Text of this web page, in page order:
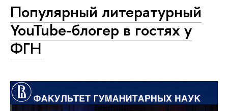
Популярный литературный
YouTube-блогер в гостях у
ФГН